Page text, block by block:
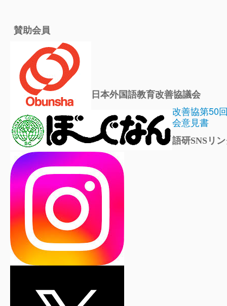
賛助会員
日本外国語教育改善協議会
改善協第50
会意見書
語研SNSリ